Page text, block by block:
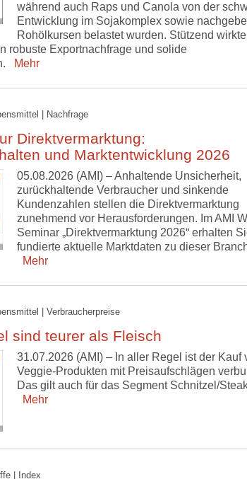
während auch Raps und Canola von der
Entwicklung im Sojakomplex sowie
Rohölkursen belastet wurden. Stützend
robuste Exportnachfrage und solide
Mehr
| Nachfrage
Direktvermarktung:
und Marktentwicklung 2026
05.08.2026 (AMI) – Anhaltende Unsicherheit,
zurückhaltende Verbraucher und sinkende
Kundenzahlen stellen die Direktvermarktung
zunehmend vor Herausforderungen. Im AMI
Seminar „Direktvermarktung 2026“ erhalten
fundierte aktuelle Marktdaten zu dieser
Mehr
| Verbraucherpreise
sind teurer als Fleisch
31.07.2026 (AMI) – In aller Regel ist der Kauf
Veggie-Produkten mit Preisaufschlägen
Das gilt auch für das Segment Schnitzel/
Mehr
| Index